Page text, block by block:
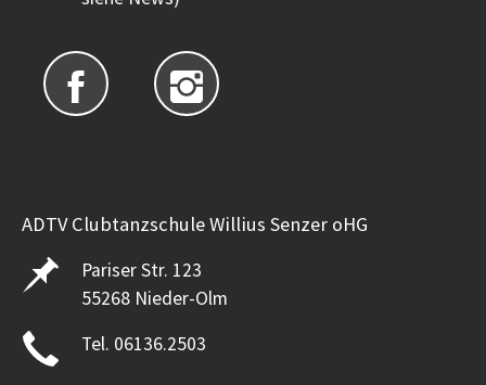
ADTV Clubtanzschule Willius Senzer oHG
Pariser Str. 123
55268 Nieder-Olm
Tel. 06136.2503